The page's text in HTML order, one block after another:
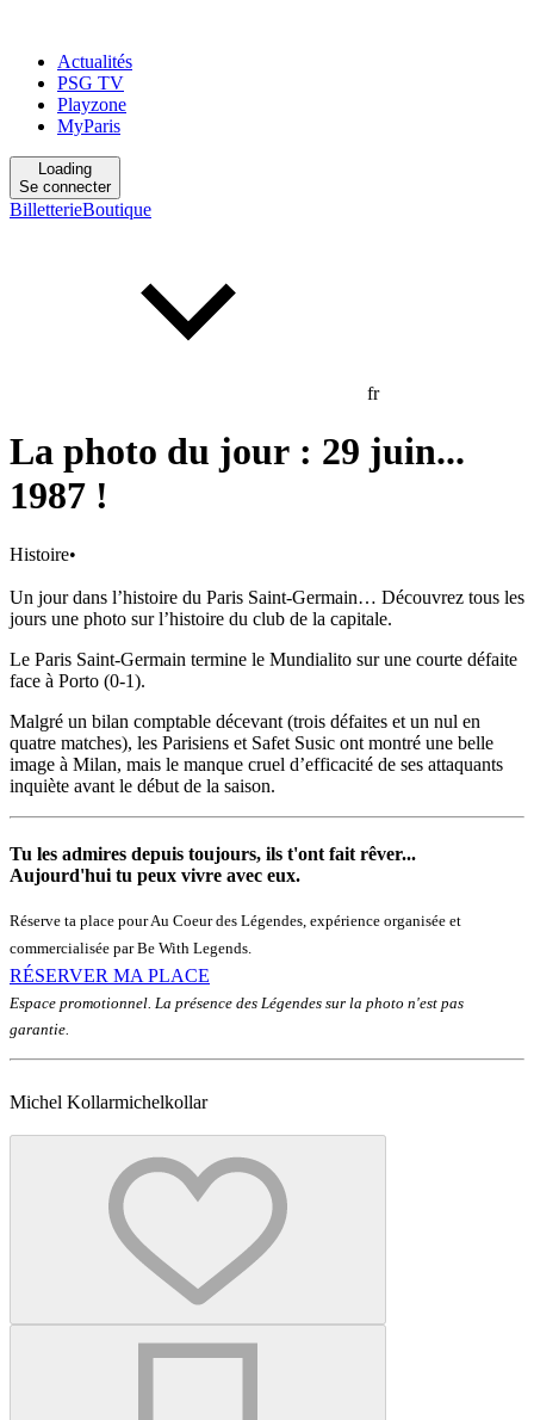
Actualités
PSG TV
Playzone
MyParis
Loading
Se connecter
BilletterieBoutique
fr
La photo du jour : 29 juin...
1987 !
Histoire•
Un jour dans l’histoire du Paris Saint-Germain… Découvrez tous les
jours une photo sur l’histoire du club de la capitale.
Le Paris Saint-Germain termine le Mundialito sur une courte défaite
face à Porto (0-1).
Malgré un bilan comptable décevant (trois défaites et un nul en
quatre matches), les Parisiens et Safet Susic ont montré une belle
image à Milan, mais le manque cruel d’efficacité de ses attaquants
inquiète avant le début de la saison.
Tu les admires depuis toujours, ils t'ont fait rêver...
Aujourd'hui tu peux vivre avec eux.
Réserve ta place pour Au Coeur des Légendes, expérience organisée et
commercialisée par Be With Legends.
RÉSERVER MA PLACE
Espace promotionnel. La présence des Légendes sur la photo n'est pas
garantie.
Michel Kollarmichelkollar